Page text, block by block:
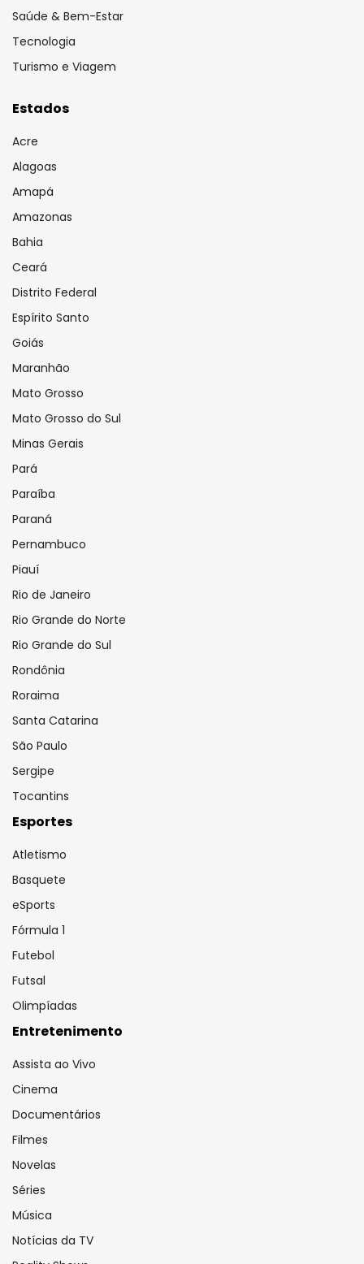
Saúde & Bem-Estar
Tecnologia
Turismo e Viagem
Estados
Acre
Alagoas
Amapá
Amazonas
Bahia
Ceará
Distrito Federal
Espírito Santo
Goiás
Maranhão
Mato Grosso
Mato Grosso do Sul
Minas Gerais
Pará
Paraíba
Paraná
Pernambuco
Piauí
Rio de Janeiro
Rio Grande do Norte
Rio Grande do Sul
Rondônia
Roraima
Santa Catarina
São Paulo
Sergipe
Tocantins
Esportes
Atletismo
Basquete
eSports
Fórmula 1
Futebol
Futsal
Olimpíadas
Entretenimento
Assista ao Vivo
Cinema
Documentários
Filmes
Novelas
Séries
Música
Notícias da TV